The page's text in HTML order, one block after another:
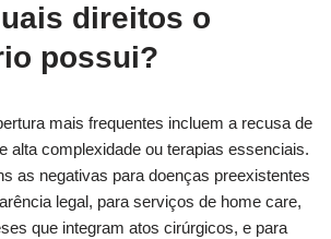
direitos o
possui?
mais frequentes incluem a recusa de
alta complexidade ou terapias essenciais.
as negativas para doenças preexistentes
legal, para serviços de home care,
que integram atos cirúrgicos, e para